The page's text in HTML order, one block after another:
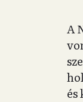
A
és